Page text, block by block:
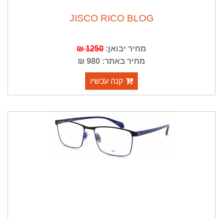
JISCO RICO BLOG
מחיר יבואן: 1250 ₪
מחיר באתר: 980 ₪
קנה עכשיו